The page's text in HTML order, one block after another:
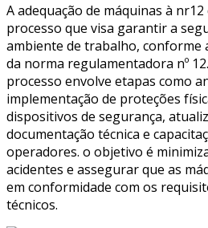
A adequação de máquinas à nr12
processo que visa garantir a
ambiente de trabalho, conforme
da norma regulamentadora nº
processo envolve etapas como
implementação de proteções
dispositivos de segurança,
documentação técnica e
operadores. o objetivo é
acidentes e assegurar que as
em conformidade com os
técnicos.